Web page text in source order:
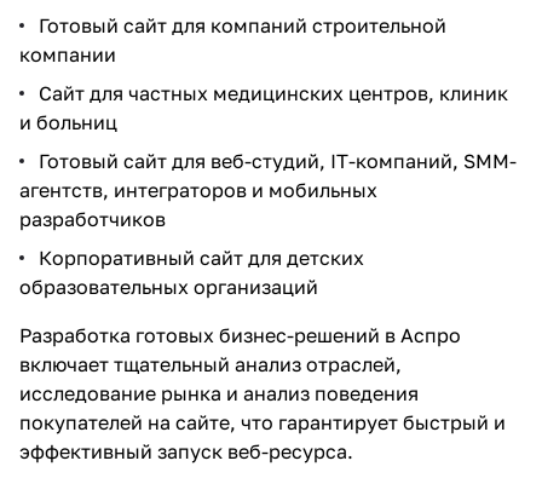
Готовый сайт для компаний строительной
компании
Сайт для частных медицинских центров, клиник
и больниц
Готовый сайт для веб-студий, IT-компаний, SMM-
агентств, интеграторов и мобильных
разработчиков
Корпоративный сайт для детских
образовательных организаций
Разработка готовых бизнес-решений в Аспро
включает тщательный анализ отраслей,
исследование рынка и анализ поведения
покупателей на сайте, что гарантирует быстрый и
эффективный запуск веб-ресурса.